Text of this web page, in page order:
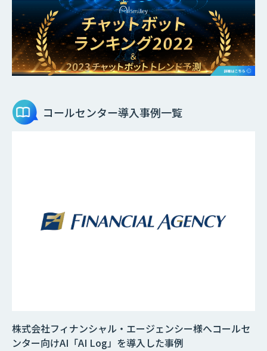
コールセンター導入事例一覧
株式会社フィナンシャル・エージェンシー様へコールセ
ンター向けAI「AI Log」を導入した事例